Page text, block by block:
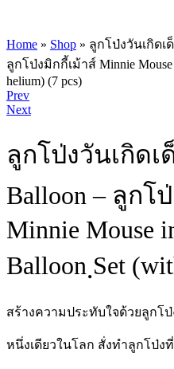
Home » Shop » ลูกโป่งวันเกิดเ
ลูกโป่งมิกกี้เม้าส์ Minnie Mouse
helium) (7 pcs)
Product
navigation
Prev
Next
ลูกโป่งวันเกิดเ
Balloon – ลูกโ
Minnie Mouse
Balloon ฺSet
สร้างความประทับใจด้วยลูกโ
หนึ่งเดียวในโลก สั่งทำลูกโป่ง